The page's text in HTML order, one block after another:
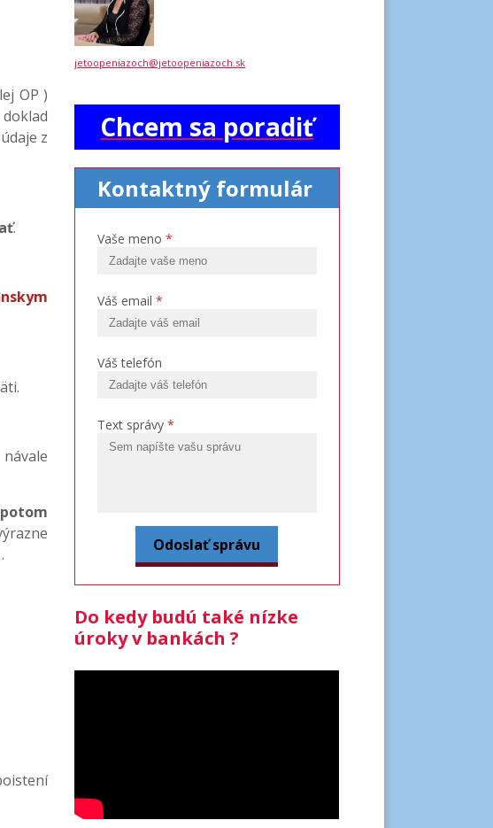
OP )
z
.
jetoopeniazoch@jetoopeniazoch.sk
Chcem sa poradiť
Kontaktný formulár
Vaše meno*
Váš email*
Váš telefón
Text správy*
Do kedy budú také nízke
úroky v bankách ?